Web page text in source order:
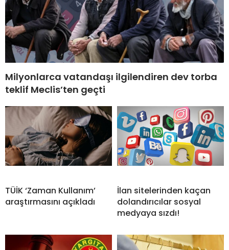
Milyonlarca vatandaşı ilgilendiren dev torba
teklif Meclis’ten geçti
TÜİK ‘Zaman Kullanım’
araştırmasını açıkladı
İlan sitelerinden kaçan
dolandırıcılar sosyal
medyaya sızdı!